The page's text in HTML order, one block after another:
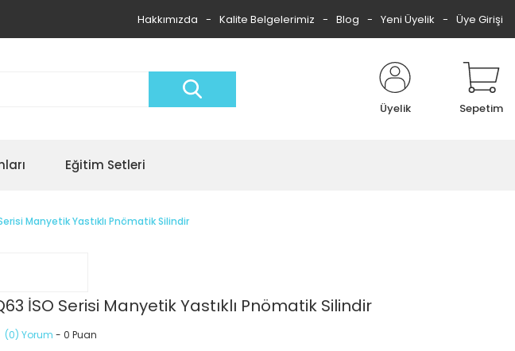
Hakkımızda Kalite Belgelerimiz Blog Yeni Üyelik Üye Girişi
Üyelik Sepetim
Eğitim Setleri
Manyetik Yastıklı Pnömatik Silindir
İSO Serisi Manyetik Yastıklı Pnömatik Silindir
(0) Yorum - 0 Puan